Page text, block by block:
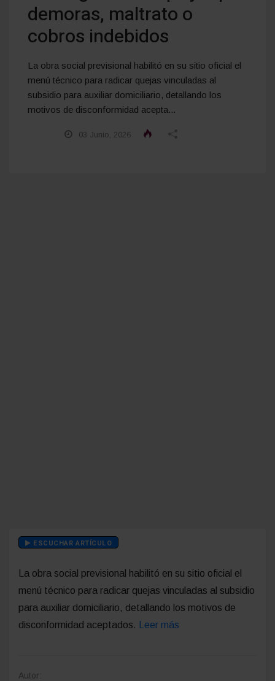
demoras, maltrato o
cobros indebidos
La obra social previsional habilitó en su sitio oficial el
menú técnico para radicar quejas vinculadas al
subsidio para auxiliar domiciliario, detallando los
motivos de disconformidad acepta...
03 Junio, 2026
ESCUCHAR ARTÍCULO
La obra social previsional habilitó en su sitio oficial el
menú técnico para radicar quejas vinculadas al subsidio
para auxiliar domiciliario, detallando los motivos de
disconformidad aceptados.
Leer más
Autor: